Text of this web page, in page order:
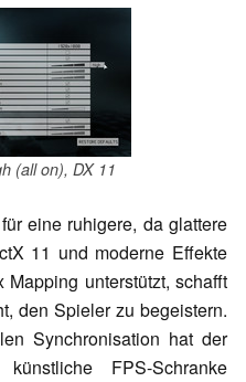
(all on), DX 11
eine ruhigere, da glattere
11 und moderne Effekte
unterstützt, schafft
den Spieler zu begeistern.
Synchronisation hat der
FPS-Schranke